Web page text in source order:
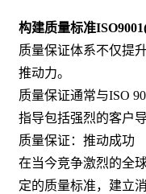
构建质量标准
质量保证体系不仅提
推动力。
质量保证通常与ISO
指导包括强烈的客户
质量保证：推动成功
在当今竞争激烈的全
定的质量标准，建立